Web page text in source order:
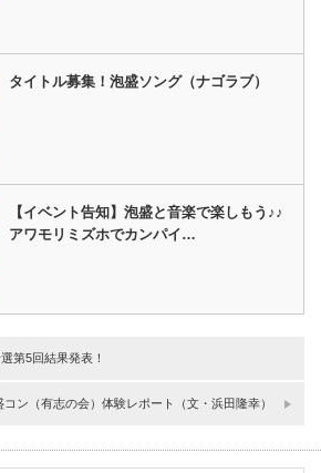
タイトル募集！泡盛ソング（ナゴラブ）
【イベント告知】泡盛と音楽で楽しもう♪♪
アワモリミズホでカンパイ…
第5回結果発表！
コン（有志の会）体験レポート（文・浜田隆幸）